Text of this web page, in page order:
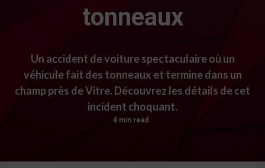
tonneaux
Un accident de voiture spectaculaire où un
véhicule fait des tonneaux et termine dans un
champ près de Vitre. Découvrez les détails de cet
incident choquant.
4 min read